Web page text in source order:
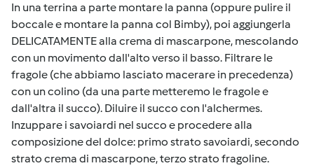
In una terrina a parte montare la panna (oppure pulire il
boccale e montare la panna col Bimby), poi aggiungerla
DELICATAMENTE alla crema di mascarpone, mescolando
con un movimento dall'alto verso il basso. Filtrare le
fragole (che abbiamo lasciato macerare in precedenza)
con un colino (da una parte metteremo le fragole e
dall'altra il succo). Diluire il succo con l'alchermes.
Inzuppare i savoiardi nel succo e procedere alla
composizione del dolce: primo strato savoiardi, secondo
strato crema di mascarpone, terzo strato fragoline.